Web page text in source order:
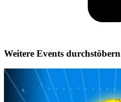
Weitere Events durchstöbern